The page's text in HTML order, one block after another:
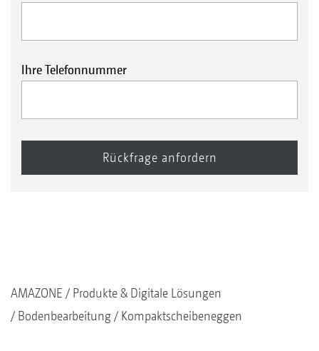
Ihre Telefonnummer
AMAZONE
Produkte & Digitale Lösungen
Bodenbearbeitung
Kompaktscheibeneggen